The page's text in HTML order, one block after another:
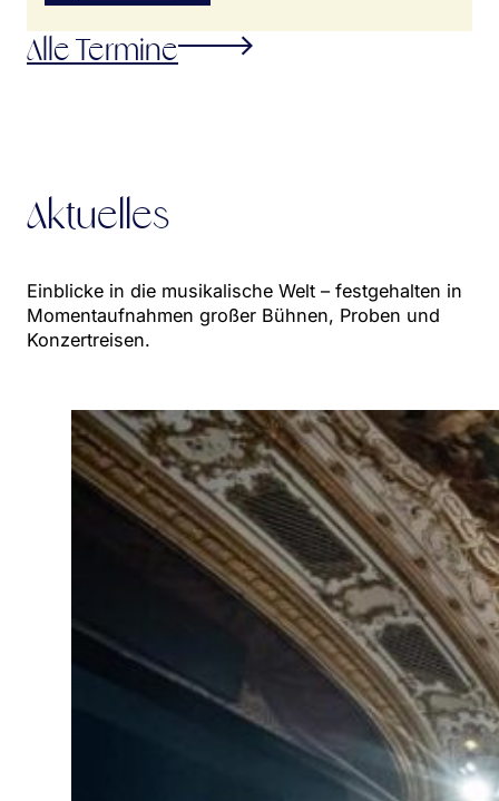
Alle Termine
Aktuelles
Einblicke in die musikalische Welt – festgehalten in
Momentaufnahmen großer Bühnen, Proben und
Konzertreisen.